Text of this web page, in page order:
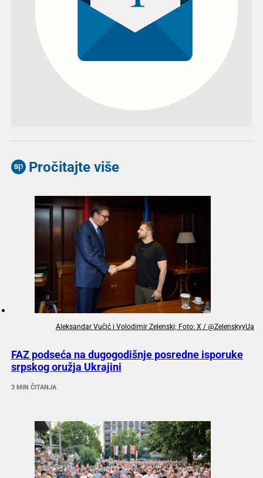
Pročitajte više
Aleksandar Vučić i Volodimir Zelenski; Foto: X / @ZelenskyyUa
FAZ podseća na dugogodišnje posredne isporuke
srpskog oružja Ukrajini
3 MIN ČITANJA